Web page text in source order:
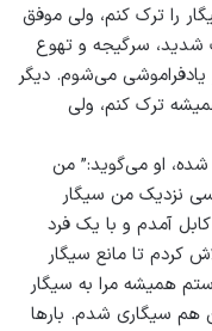
را ترک کنم، ولی موفق
سرگیجه و تهوع
می‌شوم. دیگر
ترک کنم، ولی
شده، او می‌گوید:” من
نزدیک من سیگار
آمدم و با یک فرد
کردم تا مانع سیگار
همیشه مرا به سیگار
سیگاری شدم. بارها